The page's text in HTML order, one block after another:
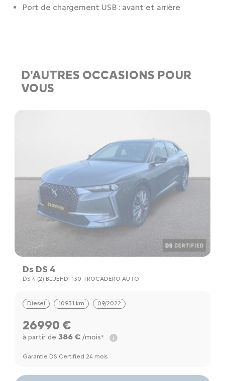
Port de chargement USB : avant et arrière
D'AUTRES OCCASIONS POUR
VOUS
Ds DS 4
DS 4 (2) BLUEHDI 130 TROCADERO AUTO
Diesel 10931 km 09/2022
26990 €
à partir de 386 €/mois*
Garantie DS Certified 24 mois